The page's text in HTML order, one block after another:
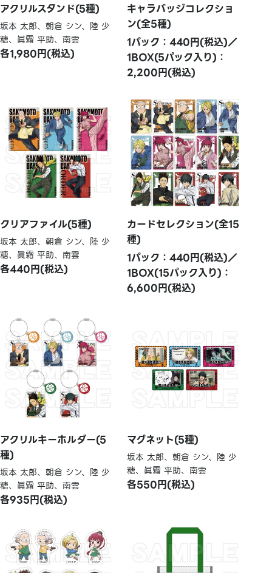
アクリルスタンド(5種)
坂本 太郎、朝倉 シン、陸 少
糖、眞霜 平助、南雲
各1,980円(税込)
キャラバッジコレクショ
ン(全5種)
1パック：440円(税込)／
1BOX(5パック入り)：
2,200円(税込)
クリアファイル(5種)
坂本 太郎、朝倉 シン、陸 少
糖、眞霜 平助、南雲
各440円(税込)
カードセレクション(全15
種)
1パック：440円(税込)／
1BOX(15パック入り)：
6,600円(税込)
アクリルキーホルダー(5
種)
坂本 太郎、朝倉 シン、陸 少
糖、眞霜 平助、南雲
各935円(税込)
マグネット(5種)
坂本 太郎、朝倉 シン、陸 少
糖、眞霜 平助、南雲
各550円(税込)